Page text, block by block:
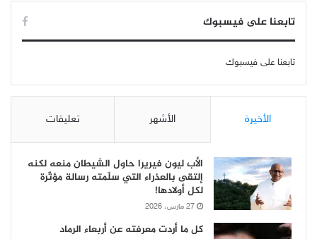
تابعنا على فيسبوك
تابعنا على فيسبوك
الأخيرة الأشهر تعليقات
الأب ليون فيريرا حاول الشيطان منعه لكنه
إلتقى بالعذراء التي سلّمته رسالة مؤثّرة
لكل أولادها!
27 مارس، 2026
كل ما أردت معرفته عن أربعاء الرماد